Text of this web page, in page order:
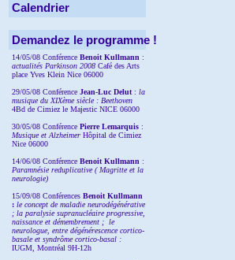
Calendrier
Demandez le programme !
14/05/08 Conférence Benoit Kullmann :
actualités Parkinson 2008 Café des Arts
place Yves Klein Nice 06000
29/05/08 Conférence Jean-Luc Delut : la
musique du XIXème siècle : Beethoven
4Bd de Cimiez le Majestic NICE 06000
30/05/08 Conférence Pierre Lemarquis :
Musique et Alzheimer Hôpital de Cimiez
Nice 06000
14/06/08 Conférence Benoit Kullmann :
Paramnésie reduplicative ( Magritte et la
neurologie)
15/09/08 Conférences Benoit Kullmann
: le concept de maladie neurodégénérative
; la paralysie supranucléaire progressive,
naissance et démembrement ; le
neurologue, entre dégénérescence cortico-
basale et syndrôme cortico-basal :
IUGM, Montréal 9H-12h